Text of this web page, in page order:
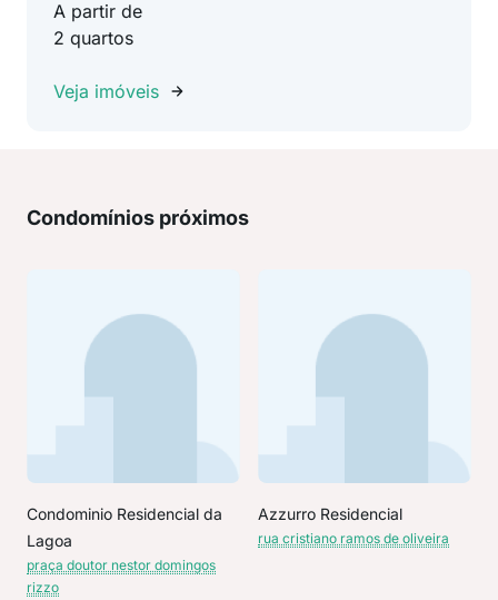
A partir de
2 quartos
Veja imóveis
Condomínios próximos
Condominio Residencial da
Lagoa
praça doutor nestor domingos
rizzo
Azzurro Residencial
rua cristiano ramos de oliveira